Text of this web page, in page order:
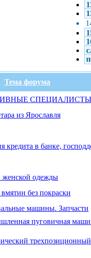
Тема форума
из Ярославля
кредита в банке,
одежды
без покраски
машины. Запчасти
пуговичная